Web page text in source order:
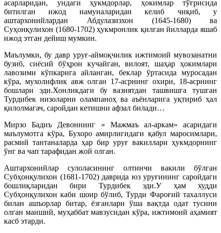
асарларидан, ундаги ҳукмдорлар, ҳокимлар тўғрисида
битилган ижод намуналаридан келиб чиқиб, у
аштархонийлардан Абдулазизхон (1645-1680) ва
Суҳонқулихон (1680-1702) ҳукмронлик қилган йилларда яшаб
ижод этган дейиш мумкин.
Маълумки, бу давр уруғ-аймоқчилик ижтимоий мувозанатни
бузиб, сиёсий бўҳрон кучайган, вилоят, шаҳар ҳокимлари
лавозими кўпкарига айланган, беклар ўртасида муросадан
кўра, мухолифлик авж олган 17-асрнинг охири, 18-асрнинг
бошлари эди.Хонликдаги бу вазиятдан ташвишга тушган
Турдибек низоларни олампаноҳ ва аъёнларига уқтириб ҳал
қилолмагач, саройдан кетишни афзал билади…
Мирзо Бадиъ Девоннинг » Мажмаъ ал-аркам» асаридаги
маълумотга кўра, Бухоро амирлигидаги қабул маросимлари,
расмий тантаналарда ҳар бир уруғ вакиллари ҳукмдорнинг
ўнг ва чап тарафидан жой олган.
Аштархонийлар сулоласининг олтинчи вакили бўлган
Субҳонқулихон (1681-1702) даврида юз уруғининг саройдаги
бошлиқларидан бири Турдибек эди.У ҳам худди
Субҳонқулихон каби шоир бўлиб, Турди Фароғий тахаллуси
билан ашъорлар битар, ёзганлари ўша вақтда одат тусини
олган маиший, муҳаббат мавзусидан кўра, ижтимоий аҳамият
касб этарди.